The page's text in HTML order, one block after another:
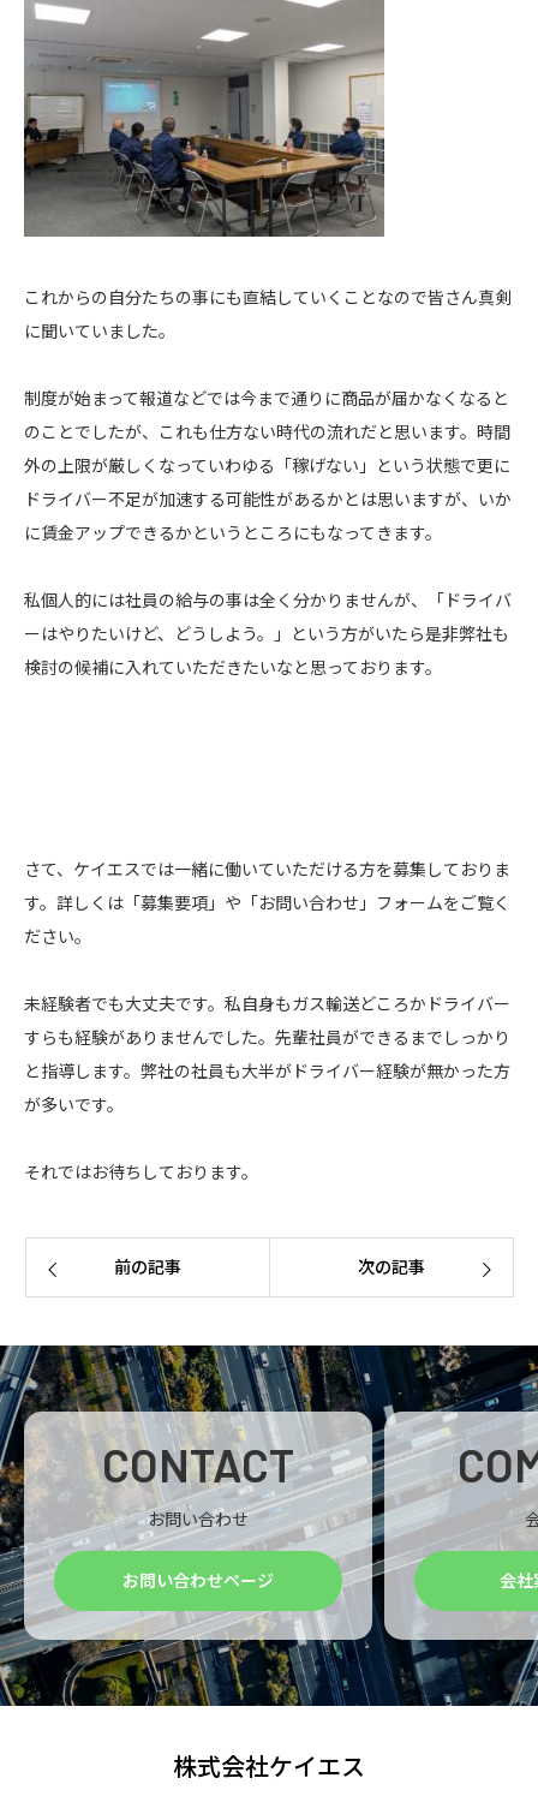
これからの自分たちの事にも直結していくことなので皆さん真剣
に聞いていました。
制度が始まって報道などでは今まで通りに商品が届かなくなると
のことでしたが、これも仕方ない時代の流れだと思います。時間
外の上限が厳しくなっていわゆる「稼げない」という状態で更に
ドライバー不足が加速する可能性があるかとは思いますが、いか
に賃金アップできるかというところにもなってきます。
私個人的には社員の給与の事は全く分かりませんが、「ドライバ
ーはやりたいけど、どうしよう。」という方がいたら是非弊社も
検討の候補に入れていただきたいなと思っております。
さて、ケイエスでは一緒に働いていただける方を募集しておりま
す。詳しくは「募集要項」や「お問い合わせ」フォームをご覧く
ださい。
未経験者でも大丈夫です。私自身もガス輸送どころかドライバー
すらも経験がありませんでした。先輩社員ができるまでしっかり
と指導します。弊社の社員も大半がドライバー経験が無かった方
が多いです。
それではお待ちしております。
前の記事 次の記事
CONTACT
お問い合わせ
お問い合わせページ 会社
株式会社ケイエス